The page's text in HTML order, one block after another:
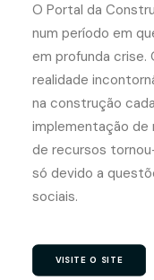
O Portal da
num período em
em profunda crise.
realidade
na construção
implementação de
de recursos
só devido a
sociais.
VISITE O SITE